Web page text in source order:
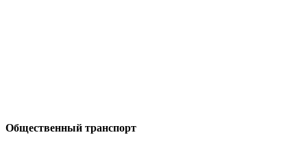
Общественный транспорт